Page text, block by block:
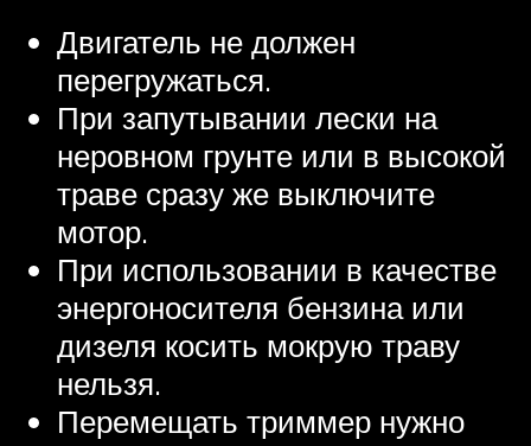
Двигатель не должен
перегружаться.
При запутывании лески на
неровном грунте или в высокой
траве сразу же выключите
мотор.
При использовании в качестве
энергоносителя бензина или
дизеля косить мокрую траву
нельзя.
Перемещать триммер нужно